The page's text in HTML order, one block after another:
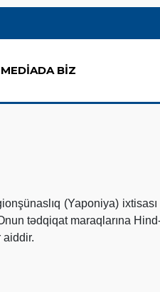
MEDİADA BİZ
(Yaponiya)
tədqiqat maraqlarına
aiddir.